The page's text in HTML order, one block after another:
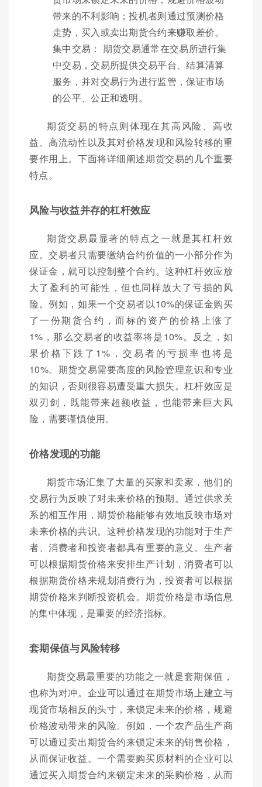
带来的不利影响；投机者则通过预测价格
走势，买入或卖出期货合约来赚取差价。
集中交易： 期货交易通常在交易所进行集
中交易，交易所提供交易平台、结算清算
服务，并对交易行为进行监管，保证市场
的公平、公正和透明。
期货交易的特点则体现在其高风险、高收
益、高流动性以及其对价格发现和风险转移的重
要作用上。下面将详细阐述期货交易的几个重要
特点。
风险与收益并存的杠杆效应
期货交易最显著的特点之一就是其杠杆效
应。交易者只需要缴纳合约价值的一小部分作为
保证金，就可以控制整个合约。这种杠杆效应放
大了盈利的可能性，但也同样放大了亏损的风
险。例如，如果一个交易者以10%的保证金购买
了一份期货合约，而标的资产的价格上涨了
1%，那么交易者的收益率将是10%。反之，如
果价格下跌了1%，交易者的亏损率也将是
10%。期货交易需要高度的风险管理意识和专业
的知识，否则很容易遭受重大损失。杠杆效应是
双刃剑，既能带来超额收益，也能带来巨大风
险，需要谨慎使用。
价格发现的功能
期货市场汇集了大量的买家和卖家，他们的
交易行为反映了对未来价格的预期。通过供求关
系的相互作用，期货价格能够有效地反映市场对
未来价格的共识。这种价格发现的功能对于生产
者、消费者和投资者都具有重要的意义。生产者
可以根据期货价格来安排生产计划，消费者可以
根据期货价格来规划消费行为，投资者可以根据
期货价格来判断投资机会。期货价格是市场信息
的集中体现，是重要的经济指标。
套期保值与风险转移
期货交易最重要的功能之一就是套期保值，
也称为对冲。企业可以通过在期货市场上建立与
现货市场相反的头寸，来锁定未来的价格，规避
价格波动带来的风险。例如，一个农产品生产商
可以通过卖出期货合约来锁定未来的销售价格，
从而保证收益。一个需要购买原材料的企业可以
通过买入期货合约来锁定未来的采购价格，从而